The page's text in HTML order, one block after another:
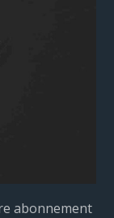
abonnement